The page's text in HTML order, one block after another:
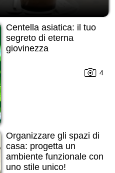
Centella asiatica: il tuo
segreto di eterna
giovinezza
4
Organizzare gli spazi di
casa: progetta un
ambiente funzionale con
uno stile unico!